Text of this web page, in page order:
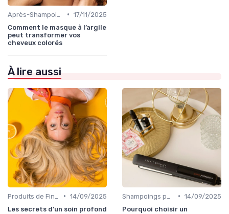
• 17/11/2025
Comment le masque à l’argile
peut transformer vos
cheveux colorés
À lire aussi
• 14/09/2025
Les secrets d'un soin profond
• 14/09/2025
Pourquoi choisir un